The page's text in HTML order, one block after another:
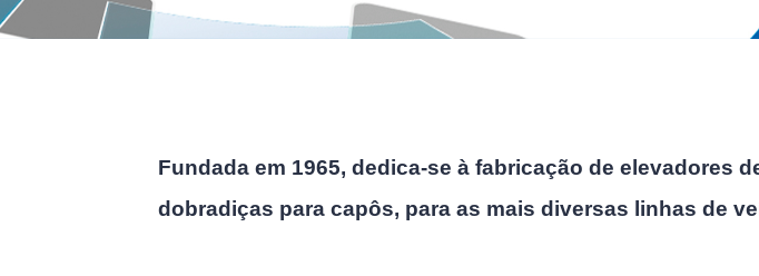
Fundada em 1965, dedica-se à fabricação de elevadores
dobradiças para capôs, para as mais diversas linhas de